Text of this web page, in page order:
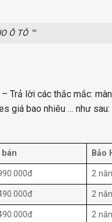
Ô TÔ ™
Trả lời các thắc mắc:
giá bao nhiêu … như sau:
bán Bảo
2
2
2